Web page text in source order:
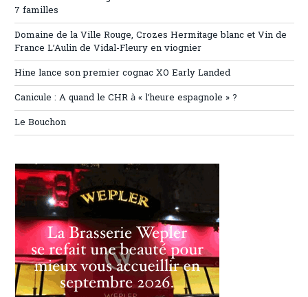
7 familles
Domaine de la Ville Rouge, Crozes Hermitage blanc et Vin de
France L’Aulin de Vidal-Fleury en viognier
Hine lance son premier cognac XO Early Landed
Canicule : A quand le CHR à « l’heure espagnole » ?
Le Bouchon